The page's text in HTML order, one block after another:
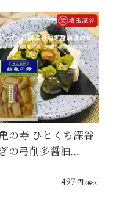
の寿 ひとくち深谷
の弓削多醤油…
497 円 (税込)